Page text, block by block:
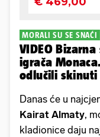
MORALI SU SE SNAĆI
VIDEO
igrača
odlučili
Danas će u
Kairat Almaty,
kladionice daju